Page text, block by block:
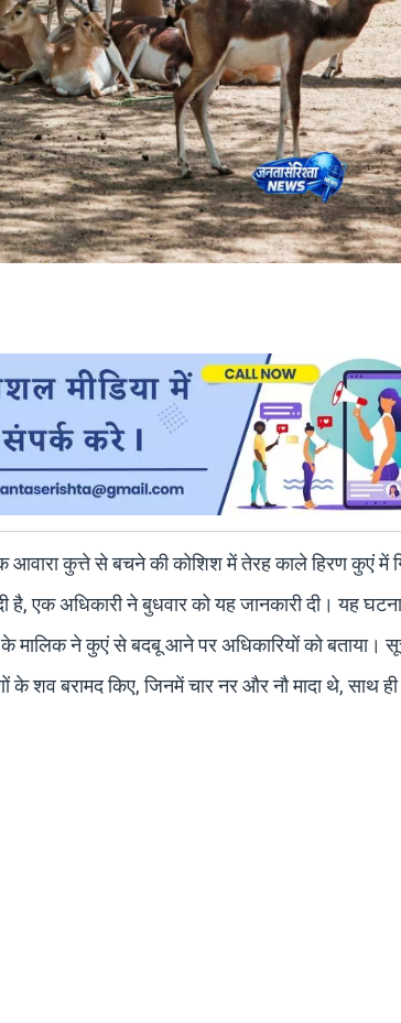
कुत्ते से बचने की कोशिश में तेरह काले हिरण कुएं में
है, एक अधिकारी ने बुधवार को यह जानकारी दी। यह
ने कुएं से बदबू आने पर अधिकारियों को बताया।
शव बरामद किए, जिनमें चार नर और नौ मादा थे, साथ